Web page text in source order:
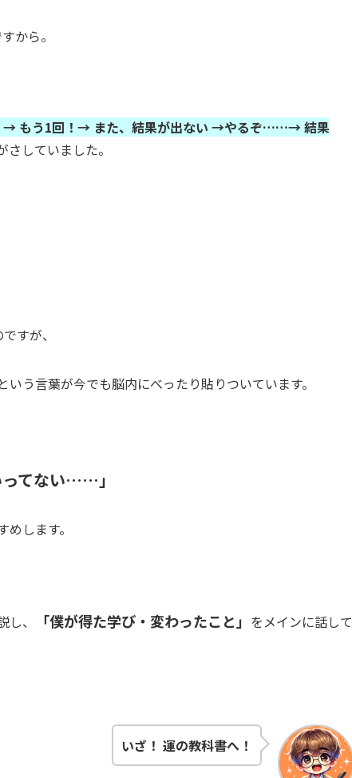
から。
→ もう1回！→ また、結果が出ない →やるぞ……→ 結果
していました。
すが、
という言葉が今でも脳内にべったり貼りついています。
ってない……」
します。
、 「僕が得た学び・変わったこと」 をメインに話して
いざ！ 運の教科書へ！